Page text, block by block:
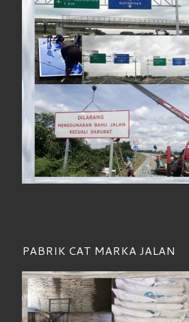
PABRIK CAT MARKA JALAN